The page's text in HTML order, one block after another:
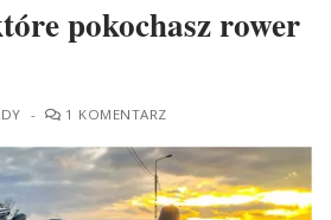
pokochasz rower
- 1 KOMENTARZ